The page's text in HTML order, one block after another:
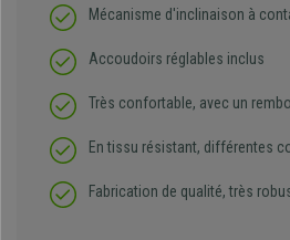
Mécanisme d'inclinaison à
Accoudoirs réglables inclus
Très confortable, avec un
En tissu résistant, différentes
Fabrication de qualité, très